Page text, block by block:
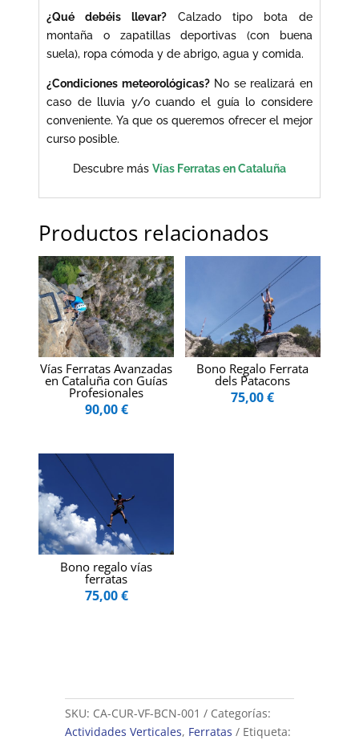
¿Qué debéis llevar? Calzado tipo bota de
montaña o zapatillas deportivas (con buena
suela), ropa cómoda y de abrigo, agua y comida.
¿Condiciones meteorológicas?No se realizará en
caso de lluvia y/o cuando el guía lo considere
conveniente. Ya que os queremos ofrecer el mejor
curso posible.
Descubre más Vías Ferratas en Cataluña
Productos relacionados
Vías Ferratas Avanzadas
en Cataluña con Guías
Profesionales
90,00€
Bono Regalo Ferrata
dels Patacons
75,00€
Bono regalo vías
ferratas
75,00€
SKU: CA-CUR-VF-BCN-001
Categorías:
Actividades Verticales, Ferratas
Etiqueta: